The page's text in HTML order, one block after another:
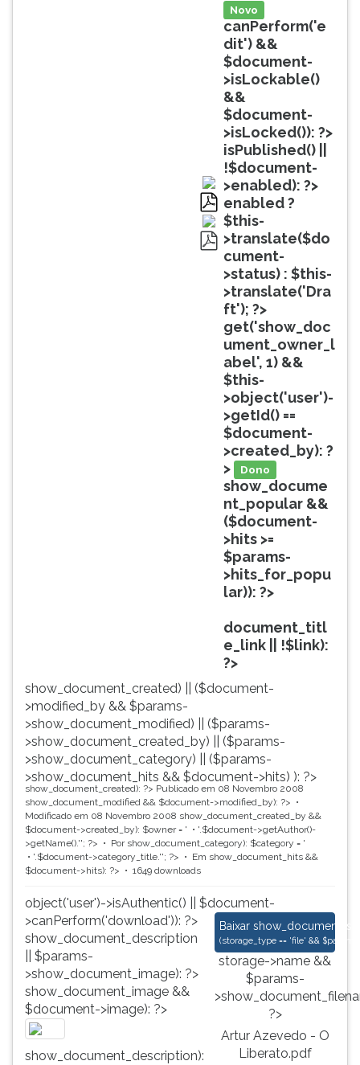
pdf
pdf
Novo
canPerform('e
dit') &&
$document-
>isLockable()
&&
$document-
>isLocked()): ?>
isPublished() ||
!$document-
>enabled): ?>
enabled ?
$this-
>translate($do
cument-
>status) : $this-
>translate('Dra
ft'); ?>
get('show_doc
ument_owner_l
abel', 1) &&
$this-
>object('user')-
>getId() ==
$document-
>created_by): ?
>
Dono
show_docume
nt_popular &&
($document-
>hits >=
$params-
>hits_for_popu
lar)): ?>
document_titl
e_link || !$link):
?>
show_document_created) || ($document-
>modified_by && $params-
>show_document_modified) || ($params-
>show_document_created_by) || ($params-
>show_document_category) || ($params-
>show_document_hits && $document->hits) ): ?>
show_document_created): ?> Publicado em 08 Novembro 2008
show_document_modified && $document->modified_by): ?>
Modificado em 08 Novembro 2008 show_document_created_by &&
$document->created_by): $owner = '
'.$document->getAuthor()-
>getName().''; ?> Por show_document_category): $category = '
'.$document->category_title.''; ?> Em show_document_hits &&
$document->hits): ?>
1649 downloads
object('user')->isAuthentic() || $document-
>canPerform('download')): ?>
Baixar Artur Azevedo - O
(storage_type == 'file' &&
storage->name &&
$params-
?>
Artur Azevedo - O
Liberato.pdf
show_document_description
|| $params-
>show_document_image): ?>
show_document_image &&
$document->image): ?>
show_document_description):